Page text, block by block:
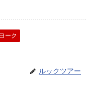
ーク
ルックツアー